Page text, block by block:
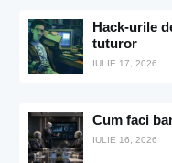
Hack-urile
tuturor
IULIE 17, 2026
Cum faci
IULIE 16, 2026